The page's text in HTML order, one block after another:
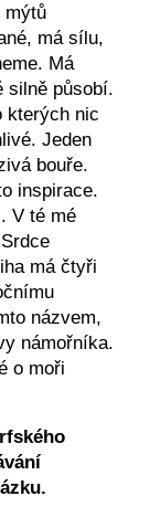
mýtů
má sílu,
Má
silně působí.
kterých nic
Jeden
bouře.
inspirace.
V té mé
má čtyři
názvem,
námořníka.
o moři